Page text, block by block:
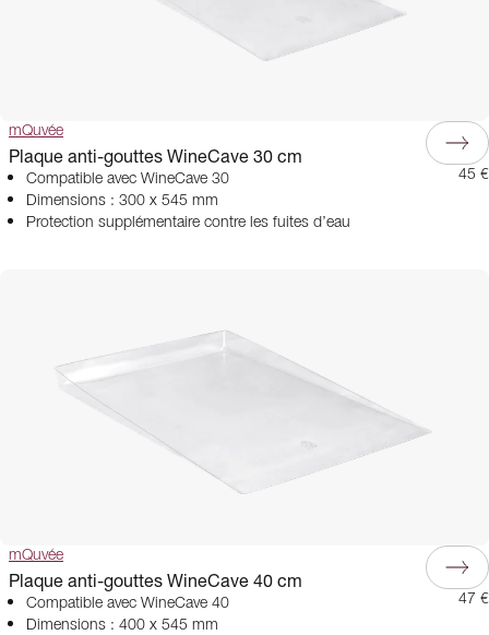
mQuvée
Plaque anti-gouttes WineCave 30 cm
Compatible avec WineCave 30
Dimensions : 300 x 545 mm
Protection supplémentaire contre les fuites d’eau
45 €
mQuvée
Plaque anti-gouttes WineCave 40 cm
Compatible avec WineCave 40
Dimensions : 400 x 545 mm
47 €